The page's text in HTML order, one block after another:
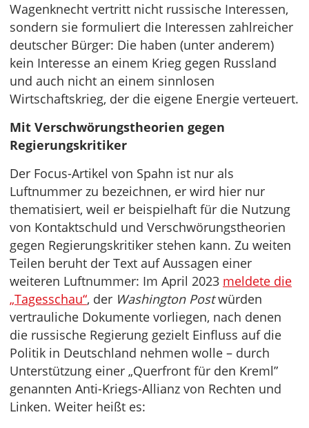
Wagenknecht vertritt nicht russische Interessen,
sondern sie formuliert die Interessen zahlreicher
deutscher Bürger: Die haben (unter anderem)
kein Interesse an einem Krieg gegen Russland
und auch nicht an einem sinnlosen
Wirtschaftskrieg, der die eigene Energie verteuert.
Mit Verschwörungstheorien gegen
Regierungskritiker
Der Focus-Artikel von Spahn ist nur als
Luftnummer zu bezeichnen, er wird hier nur
thematisiert, weil er beispielhaft für die Nutzung
von Kontaktschuld und Verschwörungstheorien
gegen Regierungskritiker stehen kann. Zu weiten
Teilen beruht der Text auf Aussagen einer
weiteren Luftnummer: Im April 2023 meldete die
„Tagesschau“, der Washington Postwürden
vertrauliche Dokumente vorliegen, nach denen
die russische Regierung gezielt Einfluss auf die
Politik in Deutschland nehmen wolle – durch
Unterstützung einer „Querfront für den Kreml”
genannten Anti-Kriegs-Allianz von Rechten und
Linken. Weiter heißt es: